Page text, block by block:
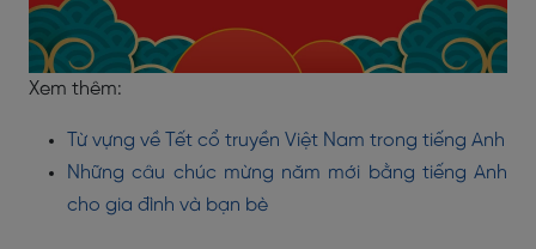
Xem thêm:
Từ vựng về Tết cổ truyền Việt Nam trong tiếng Anh
Những câu chúc mừng năm mới bằng tiếng Anh
cho gia đình và bạn bè